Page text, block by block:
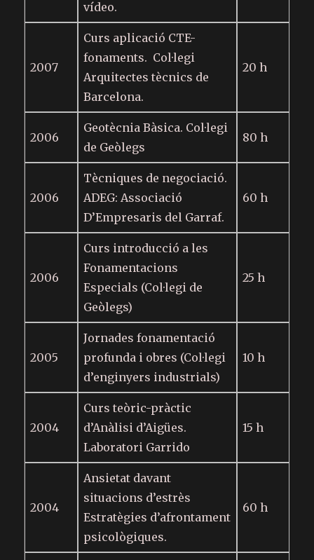
vídeo.
2007
Curs aplicació CTE-
fonaments. Col·legi
Arquitectes tècnics de
Barcelona.
20 h
2006
Geotècnia Bàsica. Col·legi
de Geòlegs
80 h
2006
Tècniques de negociació.
ADEG: Associació
D’Empresaris del Garraf.
60 h
2006
Curs introducció a les
Fonamentacions
Especials (Col·legi de
Geòlegs)
25 h
2005
Jornades fonamentació
profunda i obres (Col·legi
d’enginyers industrials)
10 h
2004
Curs teòric-pràctic
d’Anàlisi d’Aigües.
Laboratori Garrido
15 h
2004
Ansietat davant
situacions d’estrès
Estratègies d’afrontament
psicològiques.
60 h